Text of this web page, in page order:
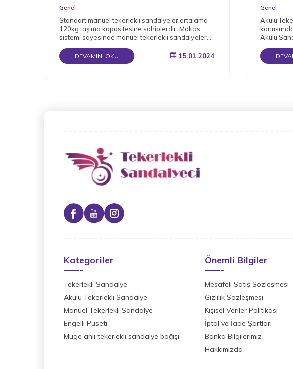
Genel
Standart manuel tekerlekli sandalyeler ortalama
120kg taşıma kapasitesine sahiplerdir. Makas
sistemi sayesinde manuel tekerlekli sandalyeler
DEVAMINI OKU 15.01.2024
Genel
Akülü
Akülü
Kategoriler
Tekerlekli Sandalye
Akülü Tekerlekli Sandalye
Manuel Tekerlekli Sandalye
Engelli Puseti
Müge anlı tekerlekli sandalye bağışı
Önemli Bilgiler
Mesafeli Satış Sözleşmesi
Gizlilik Sözleşmesi
Kişisel Veriler Politikası
İptal ve İade Şartları
Banka Bilgilerimiz
Hakkımızda